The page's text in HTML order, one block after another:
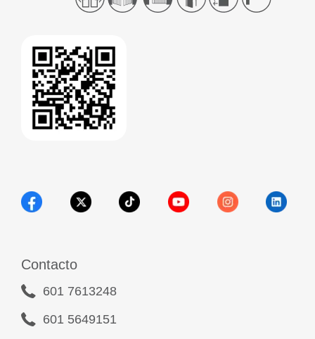
Contacto
601 7613248
601 5649151